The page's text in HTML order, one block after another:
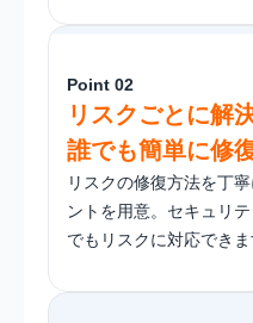
Point 02
リスクごとに解
誰でも簡単に修
リスクの修復方法を丁
ントを用意。セキュリ
でもリスクに対応できま